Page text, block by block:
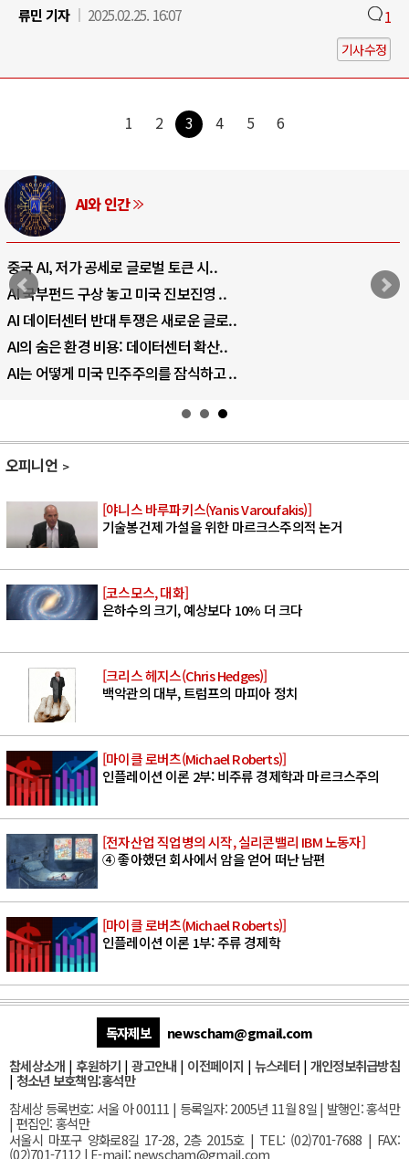
류민 기자
2025.02.25. 16:07 1
기사수정
1 2 3 4 5 6
AI와 인간
중국 AI, 저가 공세로 글로벌 토큰 시..
AI 국부펀드 구상 놓고 미국 진보진영 ..
AI 데이터센터 반대 투쟁은 새로운 글로..
AI의 숨은 환경 비용: 데이터센터 확산..
AI는 어떻게 미국 민주주의를 잠식하고 ..
오피니언
[야니스 바루파키스(Yanis Varoufakis)]
기술봉건제 가설을 위한 마르크스주의적 논거
[코스모스, 대화]
은하수의 크기, 예상보다 10% 더 크다
[크리스 헤지스(Chris Hedges)]
백악관의 대부, 트럼프의 마피아 정치
[마이클 로버츠(Michael Roberts)]
인플레이션 이론 2부: 비주류 경제학과 마르크스주의
[전자산업 직업병의 시작, 실리콘밸리 IBM 노동자]
④ 좋아했던 회사에서 암을 얻어 떠난 남편
[마이클 로버츠(Michael Roberts)]
인플레이션 이론 1부: 주류 경제학
독자제보
newscham@gmail.com
참세상소개 | 후원하기 |광고안내 | 이전페이지 | 뉴스레터| 개인정보취급방침
| 청소년 보호책임:홍석만
참세상 등록번호: 서울 아 00111 | 등록일자: 2005년 11월 8일 | 발행인: 홍석만
| 편집인: 홍석만
서울시 마포구 양화로8길 17-28, 2층 2015호| TEL: (02)701-7688 | FAX:
(02)701-7112 | E-mail:newscham@gmail.com